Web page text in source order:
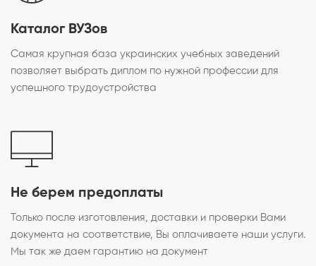
Каталог ВУЗов
Самая крупная база украинских учебных заведений
позволяет выбрать диплом по нужной профессии для
успешного трудоустройства
Не берем предоплаты
Только после изготовления, доставки и проверки Вами
документа на соответствие, Вы оплачиваете наши услуги.
Мы так же даем гарантию на документ